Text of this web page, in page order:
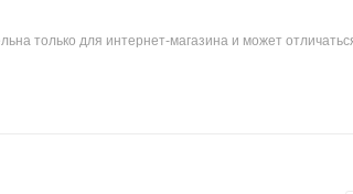
только для интернет-магазина и может